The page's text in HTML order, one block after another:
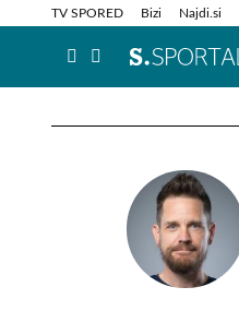
TV SPORED Bizi Najdi.si
Info in obvestila